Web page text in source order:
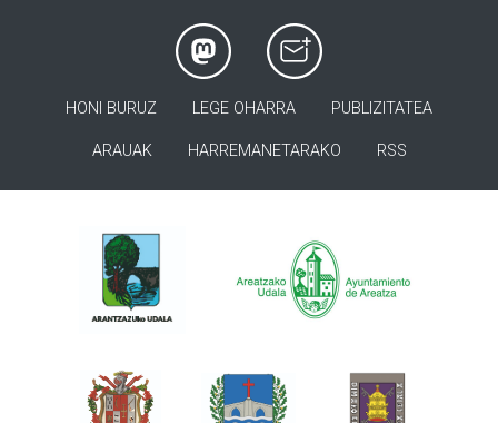
HONI BURUZ LEGE OHARRA PUBLIZITATEA
ARAUAK HARREMANETARAKO RSS